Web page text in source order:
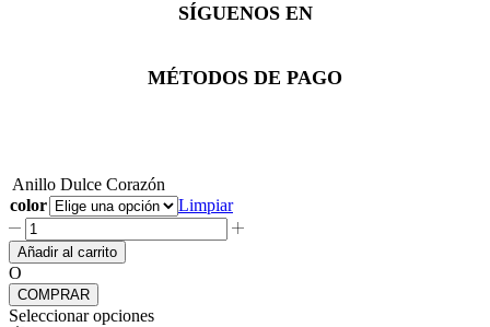
SÍGUENOS EN
Facebook
Instagram
Whatsapp
MÉTODOS DE PAGO
Anillo Dulce Corazón
color
Limpiar
Anillo
Dulce
Corazón
cantidad
Añadir al carrito
O
COMPRAR
Seleccionar opciones